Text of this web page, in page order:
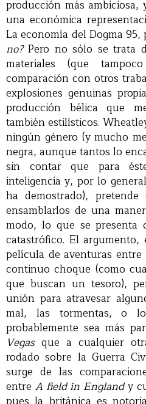
producción más
una económica
La economía del Dogma 95,
no?Pero no sólo se trata
materiales (que
comparación con otros
explosiones genuinas
producción bélica que
también estilísticos.
ningún género (y mucho
negra, aunque tantos lo
sin contar que para
inteligencia y, por lo
ha demostrado),
ensamblarlos de una
modo, lo que se presenta
catastrófico. El
película de aventuras
continuo choque (como
que buscan un tesoro),
unión para atravesar
mal, las tormentas, o
probablemente sea más
Vegasque a cualquier
rodado sobre la Guerra
surge de las
entre A field in Englandy